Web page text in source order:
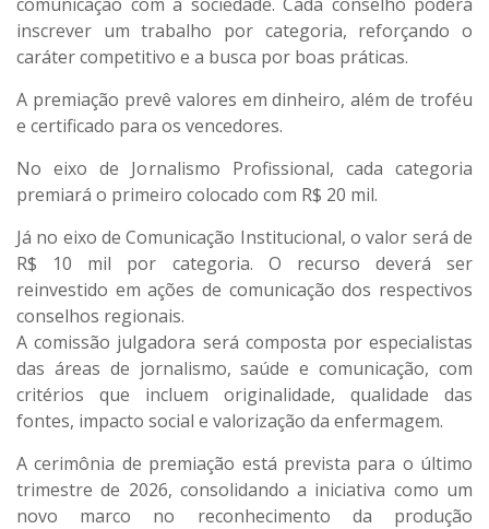
inscrever um trabalho por categoria, reforçando o
caráter competitivo e a busca por boas práticas.
A premiação prevê valores em dinheiro, além de troféu
e certificado para os vencedores.
No eixo de Jornalismo Profissional, cada categoria
premiará o primeiro colocado com R$ 20 mil.
Já no eixo de Comunicação Institucional, o valor será de
R$ 10 mil por categoria. O recurso deverá ser
reinvestido em ações de comunicação dos respectivos
conselhos regionais.
A comissão julgadora será composta por especialistas
das áreas de jornalismo, saúde e comunicação, com
critérios que incluem originalidade, qualidade das
fontes, impacto social e valorização da enfermagem.
A cerimônia de premiação está prevista para o último
trimestre de 2026, consolidando a iniciativa como um
novo marco no reconhecimento da produção